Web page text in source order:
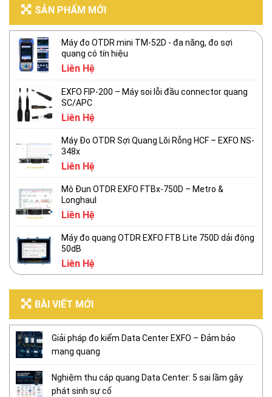
SẢN PHẨM MỚI
Máy đo OTDR mini TM-52D - đa năng, đo sợi
quang có tín hiệu
Liên Hệ
EXFO FIP-200 – Máy soi lỗi đầu connector quang
SC/APC
Liên Hệ
Máy Đo OTDR Sợi Quang Lõi Rỗng HCF – EXFO NS-
348x
Liên Hệ
Mô Đun OTDR EXFO FTBx-750D – Metro &
Longhaul
Liên Hệ
Máy đo quang OTDR EXFO FTB Lite 750D dải động
50dB
Liên Hệ
BÀI VIẾT MỚI
Giải pháp đo kiểm Data Center EXFO – Đảm bảo
mạng quang
Nghiệm thu cáp quang Data Center: 5 sai lầm gây
phát sinh sự cố